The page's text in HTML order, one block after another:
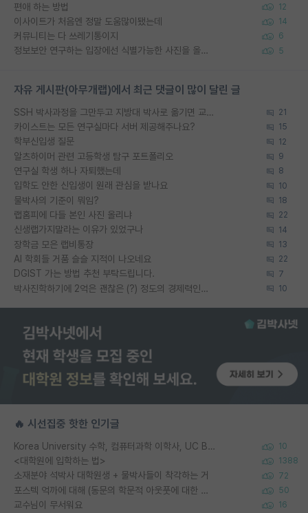
편애 하는 방법 12
이사이트가 처음엔 정말 도움많이됐는데 14
커뮤니티는 다 쓰레기통이지 6
정보보안 연구하는 입장에선 식별가능한 사진을 올리는건 비추이긴함 5
자유 게시판(아무개랩)에서 최근 댓글이 많이 달린 글
SSH 박사과정을 그만두고 지방대 박사로 옮기면 교수의 꿈은 끝일까요? 21
카이스트는 모든 연구실마다 서버 제공해주나요? 15
학부신입생 질문 12
알츠하이머 관련 고등학생 탐구 포트폴리오 9
연구실 학생 하나 자퇴했는데 8
입학도 안한 신입생이 원래 관심을 받나요 10
물박사의 기준이 뭐임? 18
랩홈피에 다들 본인 사진 올리냐 22
신생랩가지말라는 이유가 있었구나 14
장학금 모은 랩비통장 13
AI 학회들 거품 슬슬 지적이 나오네요 22
DGIST 가는 방법 추천 부탁드립니다. 7
박사진학하기에 2억은 괜찮은 (?) 정도의 경제력인가요 10
🔥 시선집중 핫한 인기글
Korea University 수학, 컴퓨터과학 이학사, UC Berkeley 산업공학 대학원 공학박사가 되는 것은 쉽지 않겠죠? 10
<대학원에 입학하는 법> 1388
소재분야 석박사 대학원생 + 물박사들이 착각하는 거 72
포스텍 억까에 대해 (동문의 학문적 아웃풋에 대한 반박) 50
교수님이 무서워요 16